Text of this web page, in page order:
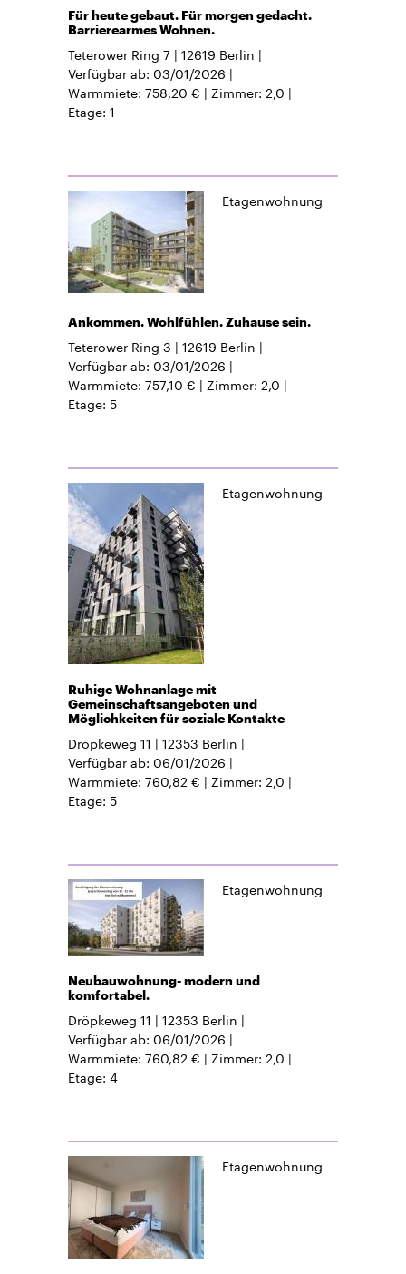
Für heute gebaut. Für morgen gedacht.
Barrierearmes Wohnen.
Teterower Ring 7 12619 Berlin
Verfügbar ab 03/01/2026
Warmmiete 758,20 € Zimmer 2,0
Etage 1
Etagenwohnung
Ankommen. Wohlfühlen. Zuhause sein.
Teterower Ring 3 12619 Berlin
Verfügbar ab 03/01/2026
Warmmiete 757,10 € Zimmer 2,0
Etage 5
Etagenwohnung
Ruhige Wohnanlage mit
Gemeinschaftsangeboten und
Möglichkeiten für soziale Kontakte
Dröpkeweg 11 12353 Berlin
Verfügbar ab 06/01/2026
Warmmiete 760,82 € Zimmer 2,0
Etage 5
Etagenwohnung
Neubauwohnung- modern und
komfortabel.
Dröpkeweg 11 12353 Berlin
Verfügbar ab 06/01/2026
Warmmiete 760,82 € Zimmer 2,0
Etage 4
Etagenwohnung